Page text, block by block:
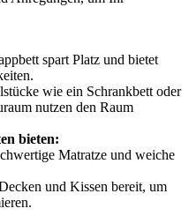
spart Platz und bietet
wie ein Schrankbett oder
nutzen den Raum
bieten:
Matratze und weiche
und Kissen bereit, um